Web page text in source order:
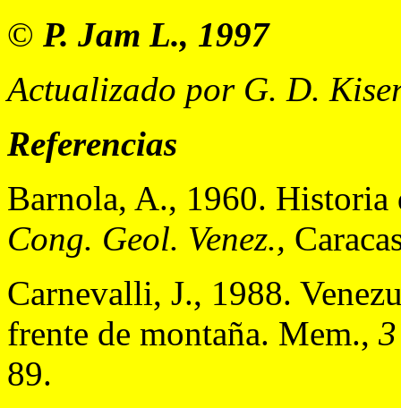
© P. Jam L., 1997
Actualizado por G. D.
Referencias
Barnola, A., 1960. Historia
Cong. Geol. Venez.,
Carnevalli, J., 1988.
frente de montaña. Mem.,
89.